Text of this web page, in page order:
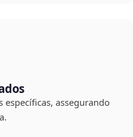
assegurando